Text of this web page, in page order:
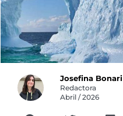
Josefina Bonari
Redactora
Abril / 2026